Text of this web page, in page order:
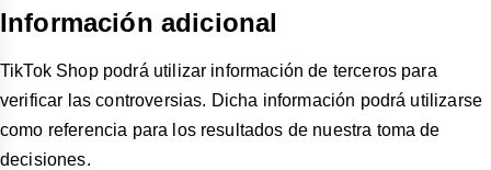
Información adicional
TikTok Shop podrá utilizar información de terceros para
verificar las controversias. Dicha información podrá utilizarse
como referencia para los resultados de nuestra toma de
decisiones.